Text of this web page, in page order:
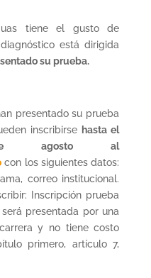
tiene el gusto de
está dirigida
su prueba.
presentado su prueba
inscribirse hasta el
agosto al
con los siguientes datos:
correo institucional.
Inscripción prueba
presentada por una
y no tiene costo
primero, artículo 7,